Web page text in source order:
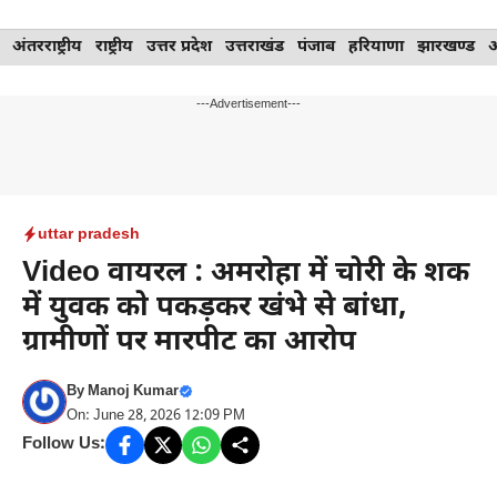
Skip
to
अंतरराष्ट्रीय राष्ट्रीय उत्तर प्रदेश उत्तराखंड पंजाब हरियाणा झारखण्ड
---Advertisement---
uttar pradesh
Video वायरल : अमरोहा में चोरी के शक
में युवक को पकड़कर खंभे से बांधा,
ग्रामीणों पर मारपीट का आरोप
ByManoj Kumar
On: June 28, 2026 12:09 PM
Follow Us: